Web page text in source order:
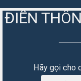
ĐIỀN
Hãy gọi cho